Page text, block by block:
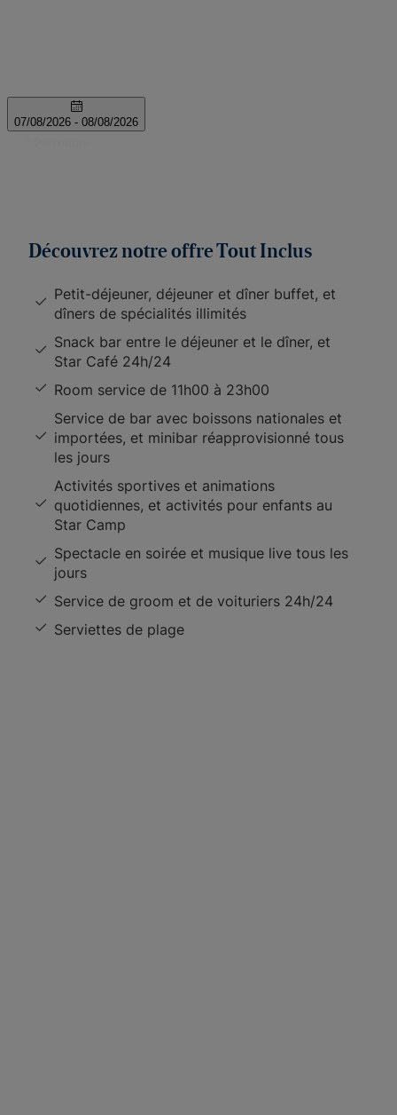
Découvrez notre offre Tout Inclus
Petit-déjeuner, déjeuner et dîner buffet, et
dîners de spécialités illimités
Snack bar entre le déjeuner et le dîner, et
Star Café 24h/24
Room service de 11h00 à 23h00
Service de bar avec boissons nationales et
importées, et minibar réapprovisionné tous
les jours
Activités sportives et animations
quotidiennes, et activités pour enfants au
Star Camp
Spectacle en soirée et musique live tous les
jours
Service de groom et de voituriers 24h/24
Serviettes de plage